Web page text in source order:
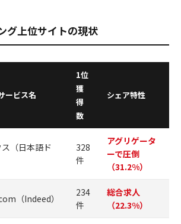
グ上位サイトの現状
ービス名
1位
獲
得
数
シェア特性
（日本語ド
328
件
アグリゲータ
ーで圧倒
（31.2%）
（Indeed）
234
件
総合求人
（22.3%）